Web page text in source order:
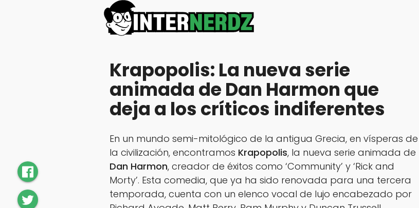
Krapopolis: La nueva serie
animada de Dan Harmon que
deja a los críticos indiferentes
En un mundo semi-mitológico de la antigua Grecia, en vísperas de
la civilización, encontramos Krapopolis, la nueva serie animada de
Dan Harmon, creador de éxitos como ‘Community’ y ‘Rick and
Morty’. Esta comedia, que ya ha sido renovada para una tercera
temporada, cuenta con un elenco vocal de lujo encabezado por